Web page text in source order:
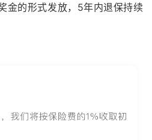
金的形式发放，5年内退保持续